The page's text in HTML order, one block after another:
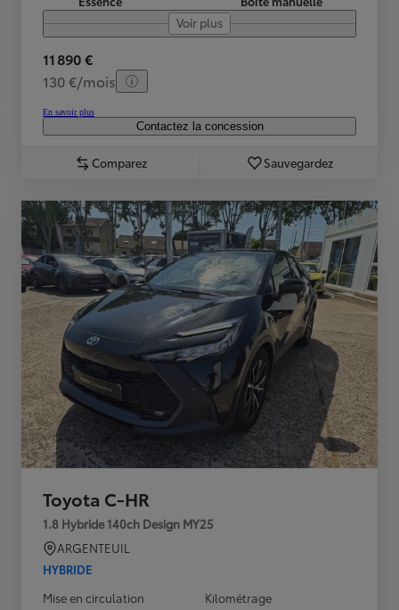
Voir plus
11 890 €
130 €/mois
En savoir plus
Contactez la concession
Comparez Sauvegardez
Toyota C-HR
1.8 Hybride 140ch Design MY25
ARGENTEUIL
HYBRIDE
Mise en circulation
Kilométrage